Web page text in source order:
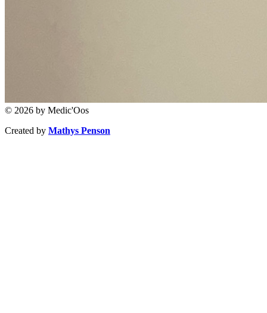
© 2026 by Medic'Oos
Created by Mathys Penson